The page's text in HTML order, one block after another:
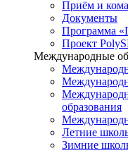
Приём и
Документы
Программа
Проект
Международные
образования
Летние
Зимние